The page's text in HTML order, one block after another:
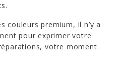
couleurs premium, il n’y a
pour exprimer votre
votre moment.